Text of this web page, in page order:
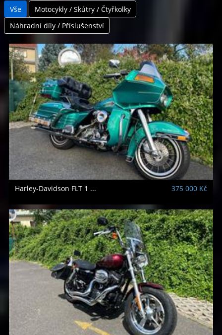
Vše
Motocykly / Skútry / Čtyřkolky
Náhradní díly / Příslušenství
Harley-Davidson FLT 1 ... 375 000 Kč